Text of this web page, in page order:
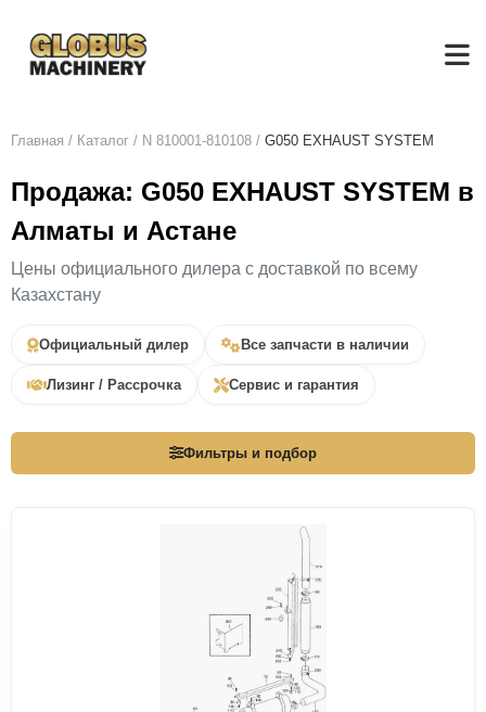
Главная / Каталог / N 810001-810108 / G050 EXHAUST SYSTEM
Продажа: G050 EXHAUST SYSTEM в
Алматы и Астане
Цены официального дилера с доставкой по всему
Казахстану
Официальный дилер Все запчасти в наличии
Лизинг / Рассрочка Сервис и гарантия
Фильтры и подбор